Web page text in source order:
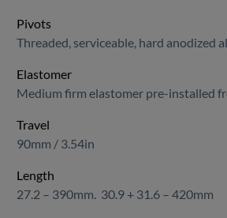
Pivots
Threaded, serviceable, hard anodized
Elastomer
Medium firm elastomer pre-installed
Travel
90mm / 3.54in
Length
27.2 – 390mm. 30.9 + 31.6 – 420mm